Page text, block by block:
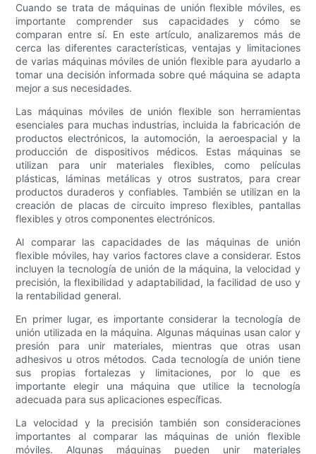
Cuando se trata de máquinas de unión flexible móviles, es
importante comprender sus capacidades y cómo se
comparan entre sí. En este artículo, analizaremos más de
cerca las diferentes características, ventajas y limitaciones
de varias máquinas móviles de unión flexible para ayudarlo a
tomar una decisión informada sobre qué máquina se adapta
mejor a sus necesidades.
Las máquinas móviles de unión flexible son herramientas
esenciales para muchas industrias, incluida la fabricación de
productos electrónicos, la automoción, la aeroespacial y la
producción de dispositivos médicos. Estas máquinas se
utilizan para unir materiales flexibles, como películas
plásticas, láminas metálicas y otros sustratos, para crear
productos duraderos y confiables. También se utilizan en la
creación de placas de circuito impreso flexibles, pantallas
flexibles y otros componentes electrónicos.
Al comparar las capacidades de las máquinas de unión
flexible móviles, hay varios factores clave a considerar. Estos
incluyen la tecnología de unión de la máquina, la velocidad y
precisión, la flexibilidad y adaptabilidad, la facilidad de uso y
la rentabilidad general.
En primer lugar, es importante considerar la tecnología de
unión utilizada en la máquina. Algunas máquinas usan calor y
presión para unir materiales, mientras que otras usan
adhesivos u otros métodos. Cada tecnología de unión tiene
sus propias fortalezas y limitaciones, por lo que es
importante elegir una máquina que utilice la tecnología
adecuada para sus aplicaciones específicas.
La velocidad y la precisión también son consideraciones
importantes al comparar las máquinas de unión flexible
móviles. Algunas máquinas pueden unir materiales